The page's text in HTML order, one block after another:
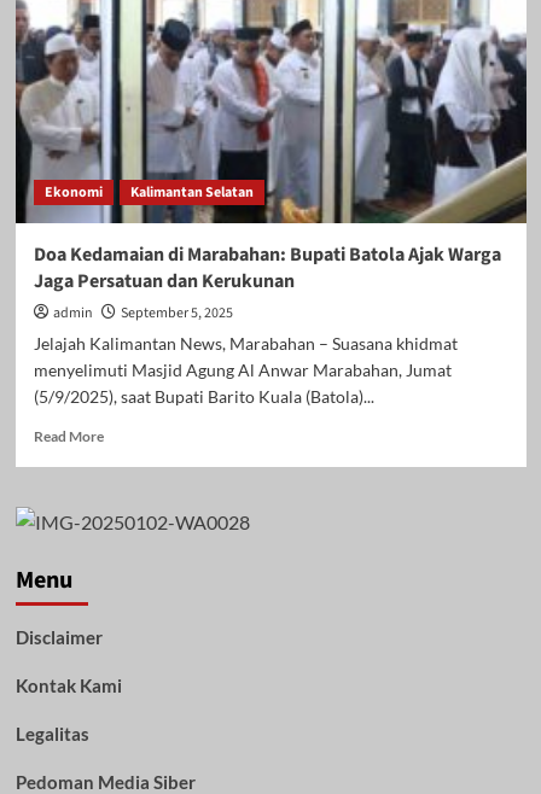
Pejabat
Struktural,
Tekankan
Komitmen
Tingkatkan
Pelayanan
Ekonomi Kalimantan Selatan
Doa Kedamaian di Marabahan: Bupati Batola Ajak Warga
Jaga Persatuan dan Kerukunan
admin
September 5, 2025
Jelajah Kalimantan News, Marabahan – Suasana khidmat
menyelimuti Masjid Agung Al Anwar Marabahan, Jumat
(5/9/2025), saat Bupati Barito Kuala (Batola)...
Read MoreRead
Kedamaian
Ajak
Jaga
Menu
Disclaimer
Kontak Kami
Legalitas
Pedoman Media Siber